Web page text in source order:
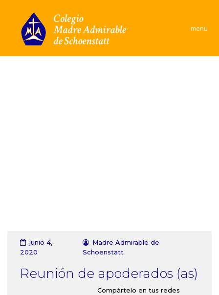
Contacto
menu
junio 4,
2020
Madre Admirable de
Schoenstatt
Reunión de apoderados (as)
Compártelo en tus redes